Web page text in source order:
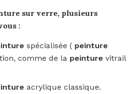
sur verre, plusieurs
:
spécialisée ( peinture
comme de la peinturevitrail
acrylique classique.